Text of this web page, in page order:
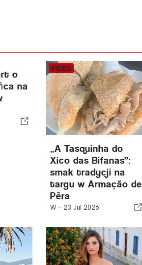
o
na
„A Tasquinha do
Xico das Bifanas”:
smak tradycji na
targu w Armação de
Pêra
W - 23 Jul 2026